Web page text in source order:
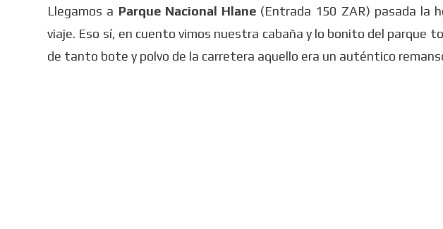
Llegamos a Parque Nacional Hlane (Entrada 150 ZAR) pasada la
viaje. Eso sí, en cuento vimos nuestra cabaña y lo bonito del parque
de tanto bote y polvo de la carretera aquello era un auténtico